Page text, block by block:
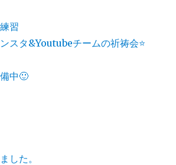
習
スタ&Youtubeチームの祈祷会⭐️
中🙂
した。